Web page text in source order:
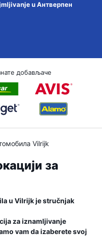
u Антверпен
добављаче
Vilrijk
за
u Vilrijkje stručnjak
za iznamljivanje
vam da izaberete svoj